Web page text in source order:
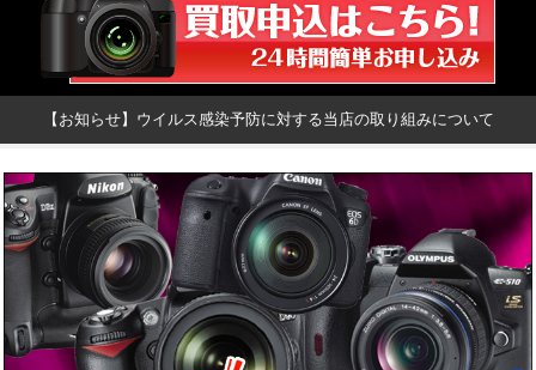
【お知らせ】ウイルス感染予防に対する当店の取り組みについて